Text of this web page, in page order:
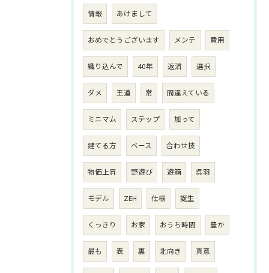
情報 あけまして
おめでとうございます メンテ 費用
織り込んで 40年 返済 選択
ダメ 王道 常 間違えている
ミニマム ステップ 加って
建てる方 ベース 合わせ技
物価上昇 野遊び 遊箱 呉羽
モデル ZEH 仕様 誕生
くっきり お家 おうち時間 豊か
最も 表 裏 北向き 真意